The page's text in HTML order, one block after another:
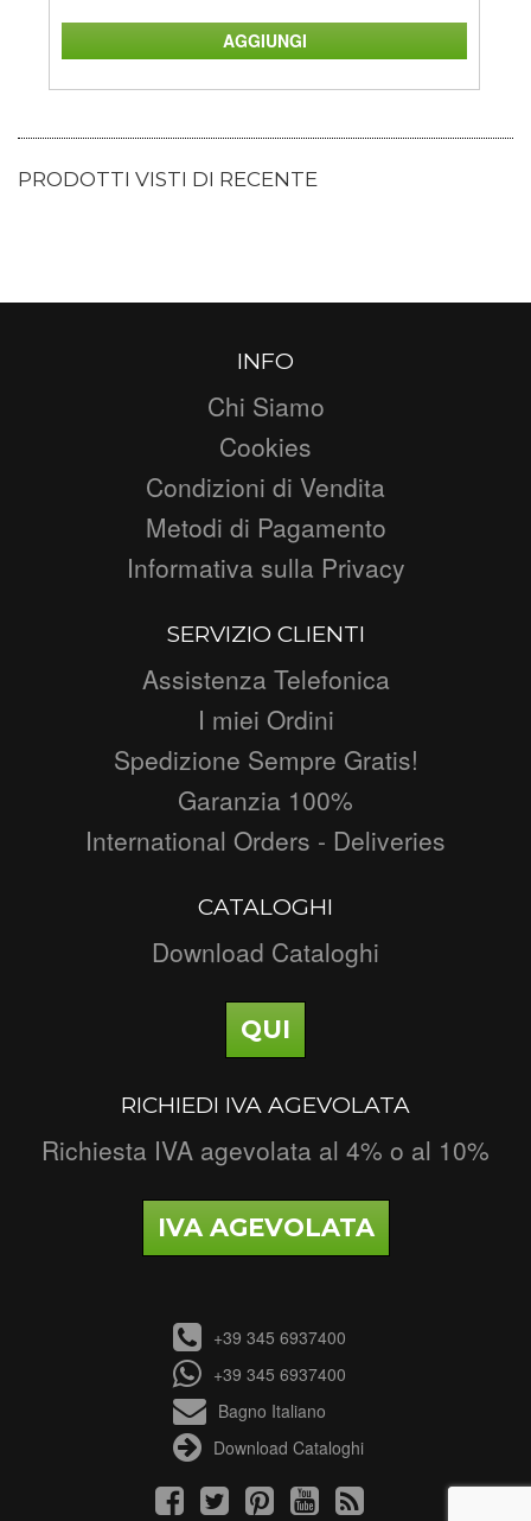
PRODOTTI VISTI DI RECENTE
INFO
Chi Siamo
Cookies
Condizioni di Vendita
Metodi di Pagamento
Informativa sulla Privacy
SERVIZIO CLIENTI
Assistenza Telefonica
I miei Ordini
Spedizione Sempre Gratis!
Garanzia 100%
International Orders - Deliveries
CATALOGHI
Download Cataloghi
QUI
RICHIEDI IVA AGEVOLATA
Richiesta IVA agevolata al 4% o al 10%
IVA AGEVOLATA
+39 345 6937400
+39 345 6937400
Bagno Italiano
Download Cataloghi